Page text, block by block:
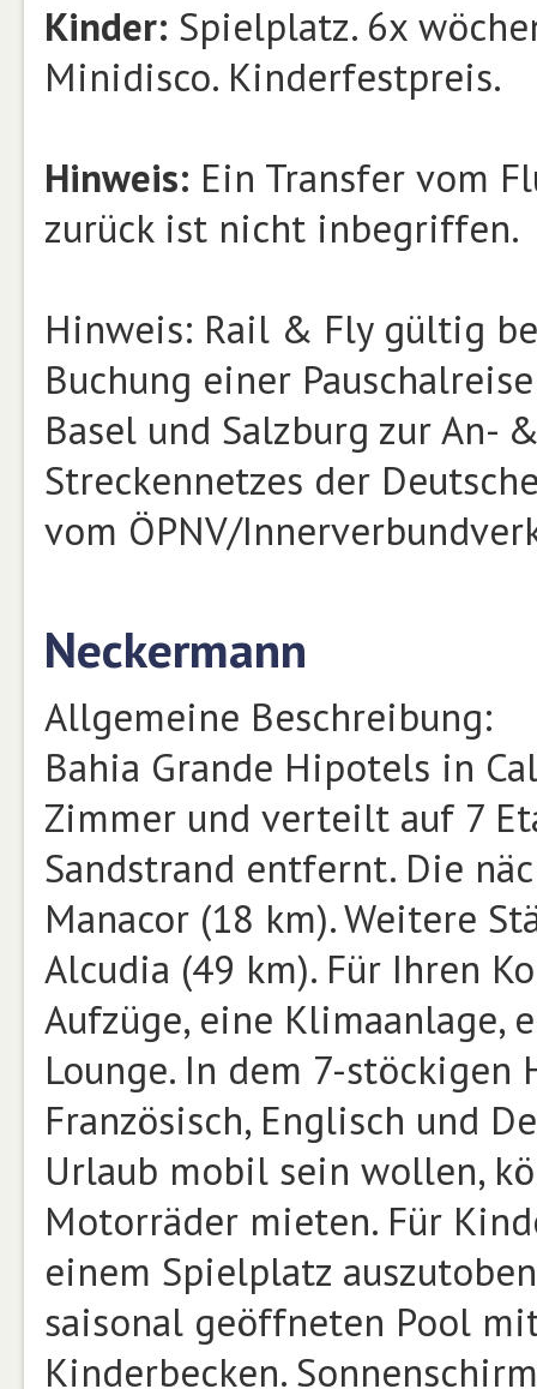
Kinder: Spielplatz. 6x
Minidisco. Kinderfestpreis.
Hinweis: Ein Transfer vom
zurück ist nicht inbegriffen.
Hinweis: Rail & Fly gültig
Buchung einer
Basel und Salzburg zur An-
Streckennetzes der
vom ÖPNV/
Neckermann
Allgemeine Beschreibung:
Bahia Grande Hipotels in
Zimmer und verteilt auf 7
Sandstrand entfernt. Die
Manacor (18 km). Weitere
Alcudia (49 km). Für Ihren
Aufzüge, eine Klimaanlage,
Lounge. In dem 7-
Französisch, Englisch und
Urlaub mobil sein wollen,
Motorräder mieten. Für
einem Spielplatz
saisonal geöffneten Pool
Kinderbecken.